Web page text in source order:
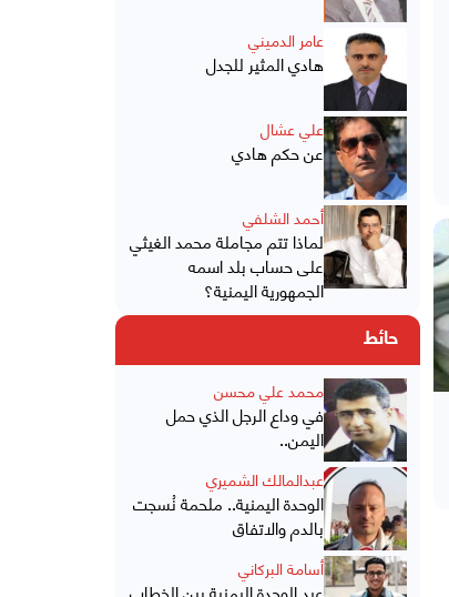
عامر الدميني
هادي المثير للجدل
علي عشال
عن حكم هادي
أحمد الشلفي
لماذا تتم مجاملة محمد الغيثي
على حساب بلد اسمه
الجمهورية اليمنية؟
حائط
محمد علي محسن
في وداع الرجل الذي حمل
اليمن..
عبدالمالك الشميري
الوحدة اليمنية.. ملحمة نُسجت
بالدم والاتفاق
أسامة البركاني